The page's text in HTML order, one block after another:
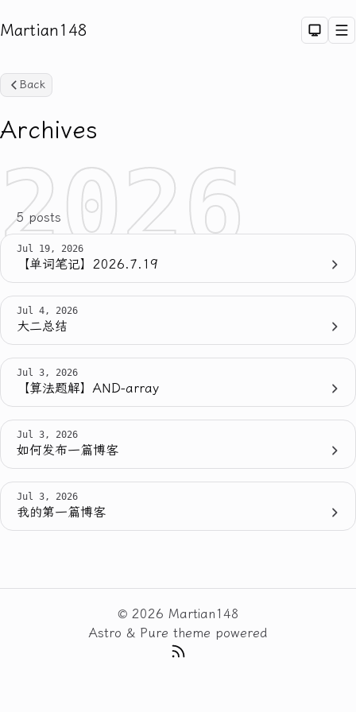
Martian148 Dark
Back
Archives
2026
5 posts
Jul 19, 2026
【单词笔记】2026.7.19
Jul 4, 2026
大二总结
Jul 3, 2026
【算法题解】AND-array
Jul 3, 2026
如何发布一篇博客
Jul 3, 2026
我的第一篇博客
© 2026 Martian148
Astro & Pure theme powered
RSS